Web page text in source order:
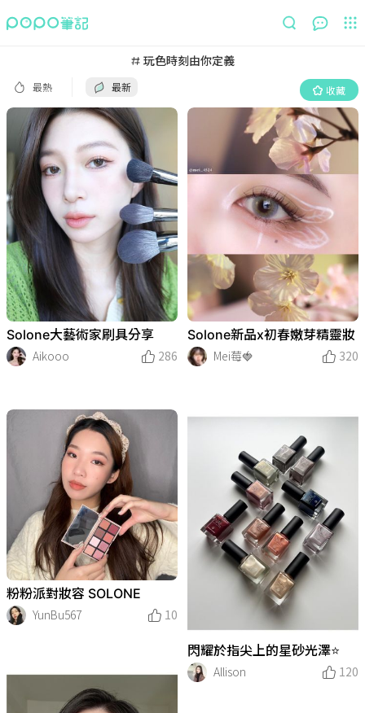
玩色時刻由你定義
最熱 最新 收藏
最新 收藏
Solone大藝術家刷具分享
Aikooo
286
Solone新品x初春嫩芽精靈妝
Mei莓🍓
320
粉粉派對妝容 SOLONE
YunBu567
10
閃耀於指尖上的星砂光澤⭐
Allison
120